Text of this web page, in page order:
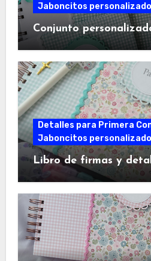
Jaboncitos
Conjunto
Detalles para Primera
Jaboncitos
Libro de firmas y